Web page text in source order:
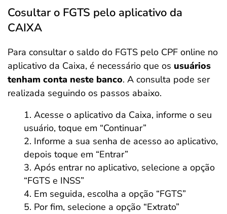
Cosultar o FGTS pelo aplicativo da
CAIXA
Para consultar o saldo do FGTS pelo CPF online no
aplicativo da Caixa, é necessário que os usuários
tenham conta neste banco. A consulta pode ser
realizada seguindo os passos abaixo.
Acesse o aplicativo da Caixa, informe o seu
usuário, toque em “Continuar”
Informe a sua senha de acesso ao aplicativo,
depois toque em “Entrar”
Após entrar no aplicativo, selecione a opção
“FGTS e INSS”
Em seguida, escolha a opção “FGTS”
Por fim, selecione a opção “Extrato”